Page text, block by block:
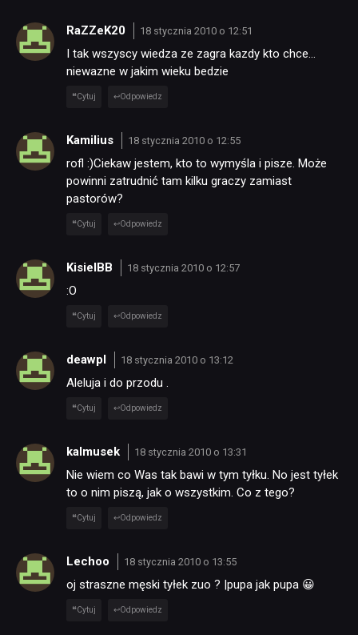
PUBLICYSTYKA
KULTURA
RETRO
TECHNOLOGIE
DYSKUSJE
JUŻ GRALIŚMY
SKLEP
RaZZeK20 18 stycznia 2010 o 12:51
I tak wszyscy wiedza ze zagra kazdy kto chce…
niewazne w jakim wieku bedzie
Cytuj Odpowiedz
Kamilius 18 stycznia 2010 o 12:55
rofl :)Ciekaw jestem, kto to wymyśla i pisze. Może
powinni zatrudnić tam kilku graczy zamiast
pastorów?
Cytuj Odpowiedz
KisielBB 18 stycznia 2010 o 12:57
:O
Cytuj Odpowiedz
deawpl 18 stycznia 2010 o 13:12
Aleluja i do przodu .
Cytuj Odpowiedz
kalmusek 18 stycznia 2010 o 13:31
Nie wiem co Was tak bawi w tym tyłku. No jest tyłek
to o nim piszą, jak o wszystkim. Co z tego?
Cytuj Odpowiedz
Lechoo 18 stycznia 2010 o 13:55
oj straszne męski tyłek zuo ? |pupa jak pupa 😀
Cytuj Odpowiedz